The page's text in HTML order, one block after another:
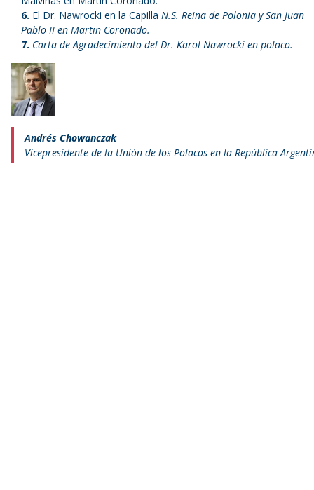
El Dr. Nawrocki en la Capilla N.S. Reina de Polonia y San Juan
Pablo II en Martin Coronado.
Carta de Agradecimiento del Dr. Karol Nawrocki en polaco.
Andrés Chowanczak
Vicepresidente de la Unión de los Polacos en la República